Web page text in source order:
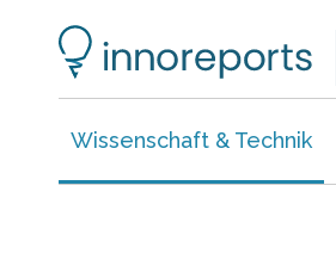
Wissenschaft & Technik